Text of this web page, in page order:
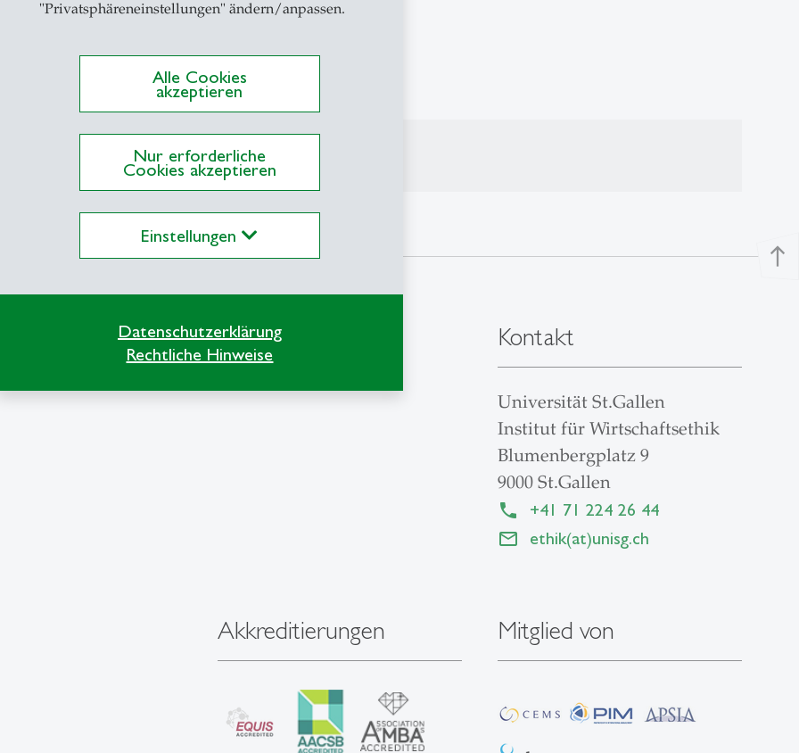
"Privatsphäreneinstellungen" ändern/anpassen.
Alle Cookies
akzeptieren
Nur erforderliche
Cookies akzeptieren
Einstellungen
Datenschutzerklärung
Rechtliche Hinweise
auf Alexandria
north
Kontakt
Universität St.Gallen
Institut für Wirtschaftsethik
Blumenbergplatz 9
9000 St.Gallen
+41 71 224 26 44
ethik(at)unisg.ch
Akkreditierungen Mitglied von